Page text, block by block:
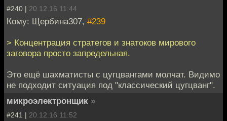
#240 | 20.12.16 11:44
Кому: Щербина307, #239
> Концентрация стратегов и знатоков мирового
заговора просто запредельная.
Это ещё шахматисты с цугцвангами молчат. Видимо
не подходит ситуация под "классический цугцванг".
микроэлектронщик »
#241 | 20.12.16 11:52